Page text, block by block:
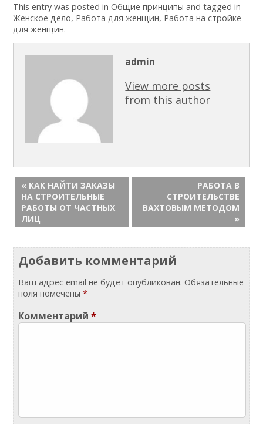
This entry was posted inОбщие принципы and tagged in
Женское дело, Работа для женщин, Работа на стройке
для женщин.
admin
View more posts
from this author
« КАК НАЙТИ ЗАКАЗЫ
НА СТРОИТЕЛЬНЫЕ
РАБОТЫ ОТ ЧАСТНЫХ
ЛИЦ
РАБОТА В
СТРОИТЕЛЬСТВЕ
ВАХТОВЫМ МЕТОДОМ
»
Добавить комментарий
Ваш адрес email не будет опубликован. Обязательные
поля помечены*
Комментарий*